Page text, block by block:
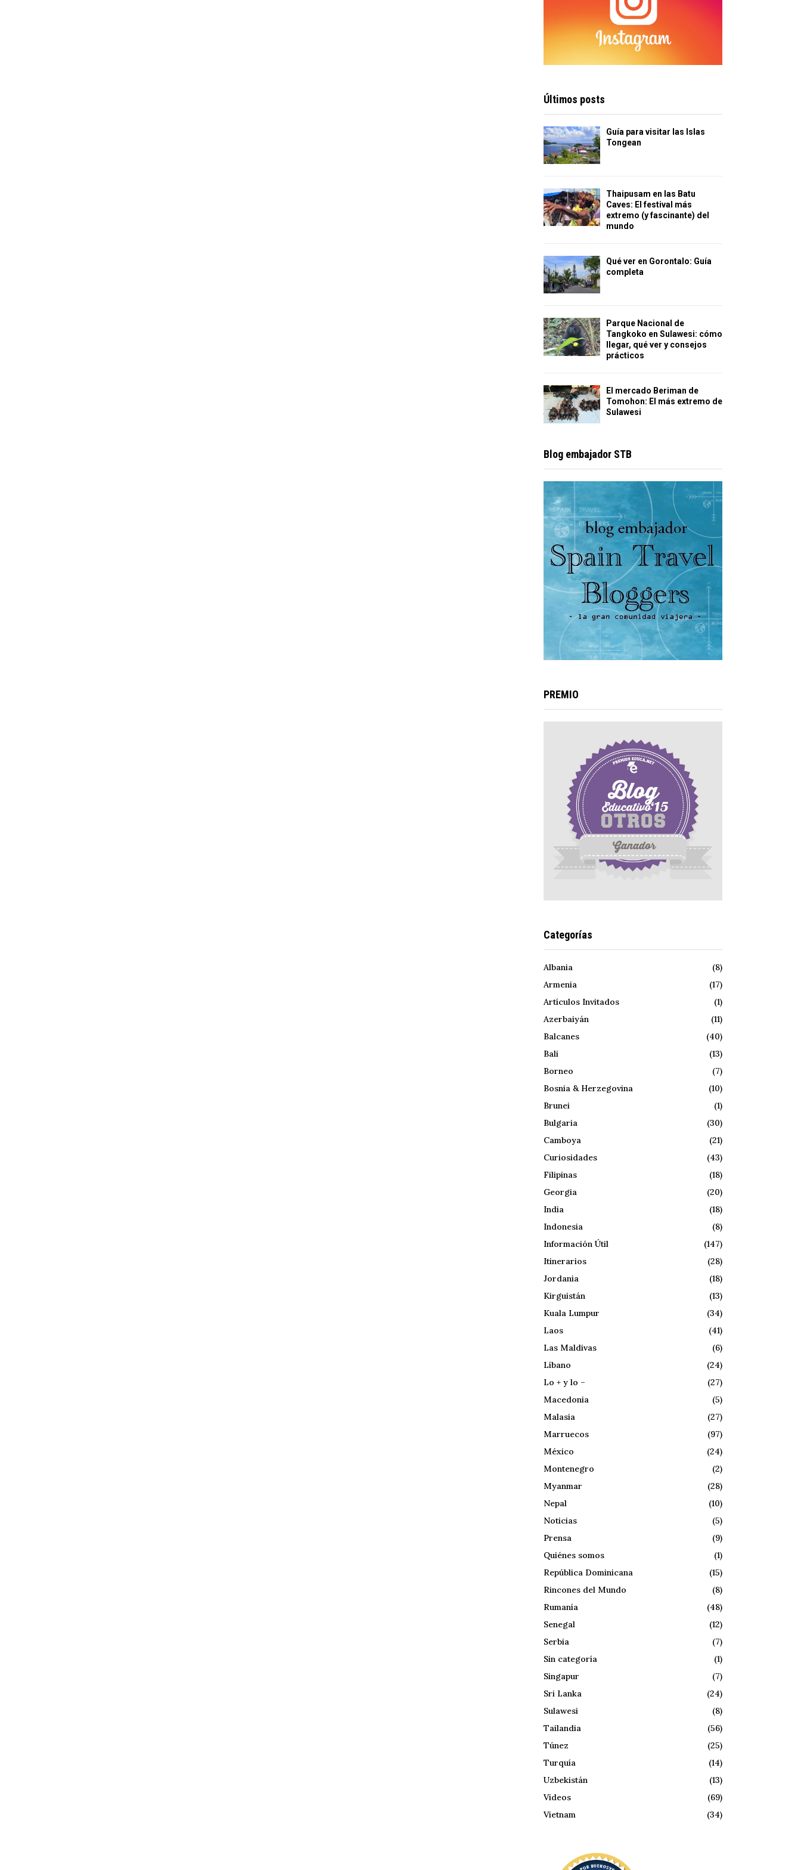
Últimos posts
Guía para visitar las Islas
Tongean
Thaipusam en las Batu
Caves: El festival más
extremo (y fascinante) del
mundo
Qué ver en Gorontalo: Guía
completa
Parque Nacional de
Tangkoko en Sulawesi: cómo
llegar, qué ver y consejos
prácticos
El mercado Beriman de
Tomohon: El más extremo de
Sulawesi
Blog embajador STB
PREMIO
Categorías
Albania
(8)
Armenia
(17)
Artículos Invitados
(1)
Azerbaiyán
(11)
Balcanes
(40)
Bali
(13)
Borneo
(7)
Bosnia & Herzegovina
(10)
Brunei
(1)
Bulgaria
(30)
Camboya
(21)
Curiosidades
(43)
Filipinas
(18)
Georgia
(20)
India
(18)
Indonesia
(8)
Información Útil
(147)
Itinerarios
(28)
Jordania
(18)
Kirguistán
(13)
Kuala Lumpur
(34)
Laos
(41)
Las Maldivas
(6)
Líbano
(24)
Lo + y lo –
(27)
Macedonia
(5)
Malasia
(27)
Marruecos
(97)
México
(24)
Montenegro
(2)
Myanmar
(28)
Nepal
(10)
Noticias
(5)
Prensa
(9)
Quiénes somos
(1)
República Dominicana
(15)
Rincones del Mundo
(8)
Rumanía
(48)
Senegal
(12)
Serbia
(7)
Sin categoría
(1)
Singapur
(7)
Sri Lanka
(24)
Sulawesi
(8)
Tailandia
(56)
Túnez
(25)
Turquía
(14)
Uzbekistán
(13)
Videos
(69)
Vietnam
(34)